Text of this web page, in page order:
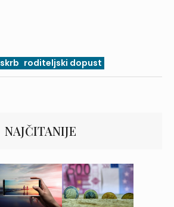
skrb roditeljski dopust
NAJČITANIJE